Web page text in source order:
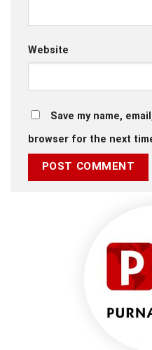
Website
Save my name,
browser for the next